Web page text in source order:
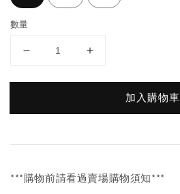
數量
加入購物車
***購物前請看過賣場購物須知***